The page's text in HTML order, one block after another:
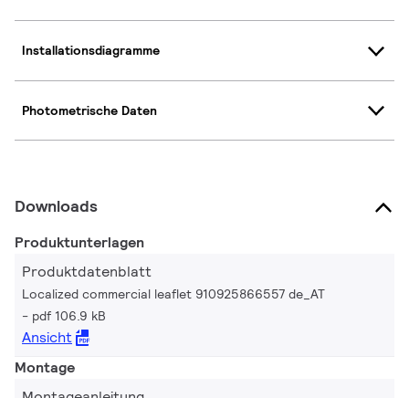
Installationsdiagramme
Photometrische Daten
Downloads
Produktunterlagen
Produktdatenblatt
Localized commercial leaflet 910925866557 de_AT
pdf 106.9 kB
Ansicht
Montage